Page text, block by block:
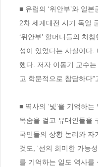
■ 유럽의 ‘위안부’와 일본
2차 세계대전 시기 독일
‘위안부’ 할머니들의 처
성이 있었다는 사실이다.
했다. 저자 이동기 교수
고 학문적으로 참담하다
■ 역사의 ‘빛’을 기억하는
목숨을 걸고 유대인들을
국민들의 상황 논리와 자
것도, ‘선의 희미한 가능
를 기억하는 일도 역사를